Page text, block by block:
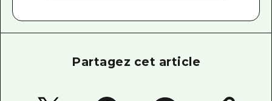
Partagez cet article